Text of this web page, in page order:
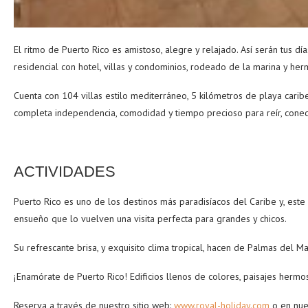
El ritmo de Puerto Rico es amistoso, alegre y relajado. Así serán tus
residencial con hotel, villas y condominios, rodeado de la marina y
Cuenta con 104 villas estilo mediterráneo, 5 kilómetros de playa
completa independencia, comodidad y tiempo precioso para reír,
ACTIVIDADES
Puerto Rico es uno de los destinos más paradisíacos del Caribe y,
ensueño que lo vuelven una visita perfecta para grandes y chicos.
Su refrescante brisa, y exquisito clima tropical, hacen de Palmas del
¡Enamórate de Puerto Rico! Edificios llenos de colores, paisajes
Reserva a través de nuestro sitio web: www.royal-holiday.com o en